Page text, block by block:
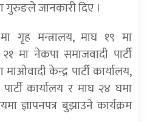
गुरुङले जानकारी दिए ।
गृह मन्त्रालय, माघ १९ मा
२१ मा नेकपा समाजवादी पार्टी
केन्द्र पार्टी कार्यालय,
कार्यालय र माघ २४ घमा
ज्ञापनपत्र बुझाउने कार्यक्रम